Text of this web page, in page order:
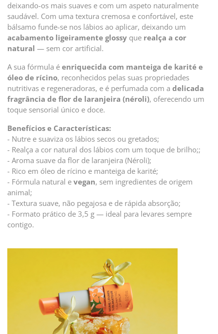
deixando-os mais suaves e com um aspeto naturalmente
saudável. Com uma textura cremosa e confortável, este
bálsamo funde-se nos lábios ao aplicar, deixando um
acabamento ligeiramente glossy que realça a cor
natural — sem cor artificial.
A sua fórmula é enriquecida com manteiga de karité e
óleo de rícino, reconhecidos pelas suas propriedades
nutritivas e regeneradoras, e é perfumada com a delicada
fragrância de flor de laranjeira (néroli), oferecendo um
toque sensorial único e doce.
Benefícios e Características:
- Nutre e suaviza os lábios secos ou gretados;
- Realça a cor natural dos lábios com um toque de brilho;;
- Aroma suave da flor de laranjeira (Néroli);
- Rico em óleo de rícino e manteiga de karité;
- Fórmula natural e vegan, sem ingredientes de origem
animal;
- Textura suave, não pegajosa e de rápida absorção;
- Formato prático de 3,5 g — ideal para levares sempre
contigo.